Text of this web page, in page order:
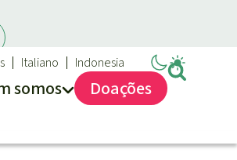
somos
Italiano Indonesia
Doações